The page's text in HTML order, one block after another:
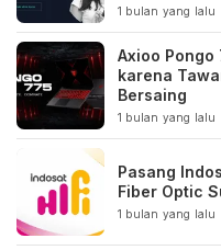
1 bulan yang lalu
Axioo
karena
Bersaing
1 bulan yang lalu
Pasang
Fiber Optic
1 bulan yang lalu